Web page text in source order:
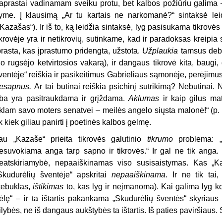
vadinamam sveiku protu, bet kalbos požiūriu
Į klausimą „Ar tu kartais ne narkomanė?“ sintaksė
Ir iš to, ką leidžia sintaksė, lyg pasisukama
yra ir netikrovių, sutinkame, kad ir paradoksas
kas įprastumo pridengta, užstota. Užplaukia tamsus
rugsėjo ketvirtosios vakarą), ir dangaus tikrovė kita,
reiškia ir pasikeitimus Gabrieliaus sąmonėje,
Ar tai būtinai reiškia psichinį sutrikimą? Nebūtinai.
yra pasitraukdama ir grįždama.Aklumas ir kaip gilus
savo moters senatvei – meilės angelo siųsta malonė!“
kiek giliau panirti į poetinės kalbos gelmę.
„Kazaše“ prieita tikrovės galutinio tikrumo problema:
anga tarp sapno ir tikrovės.“ Ir gal ne tik anga.
nepaaiškinamas viso susisaistymas. Kas
šventėje“ apskritainepaaiškinama. Ir ne tik tai,
ištikimas to, kas lyg ir neįmanoma). Kai galima lyg
– ir ta ištartis pakankama „Skudurėlių šventės“
ne iš dangaus aukštybės ta ištartis. Iš paties paviršiaus.